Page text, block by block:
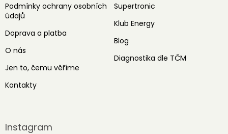
Podmínky ochrany osobních
údajů
Doprava a platba
O nás
Jen to, čemu věříme
Kontakty
Supertronic
Klub Energy
Blog
Diagnostika dle TČM
Instagram